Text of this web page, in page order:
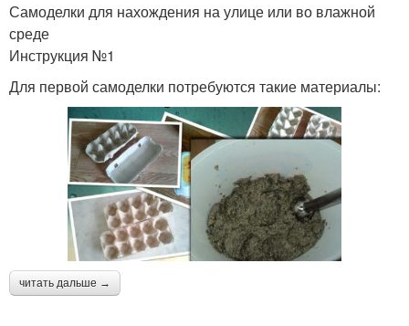
Самоделки для нахождения на улице или во влажной
среде
Инструкция №1
Для первой самоделки потребуются такие материалы:
читать дальше →